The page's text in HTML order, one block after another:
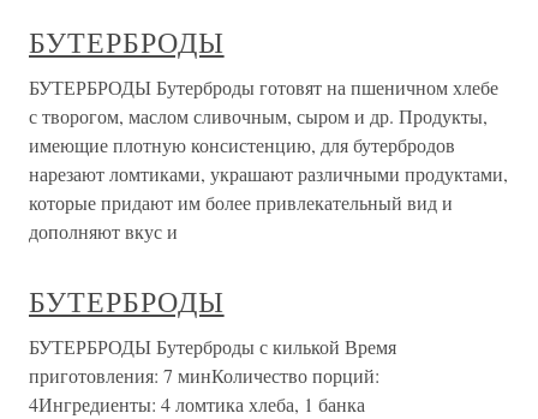
БУТЕРБРОДЫ
БУТЕРБРОДЫ Бутерброды готовят на пшеничном хлебе
с творогом, маслом сливочным, сыром и др. Продукты,
имеющие плотную консистенцию, для бутербродов
нарезают ломтиками, украшают различными продуктами,
которые придают им более привлекательный вид и
дополняют вкус и
БУТЕРБРОДЫ
БУТЕРБРОДЫ Бутерброды с килькой Время
приготовления: 7 минКоличество порций:
4Ингредиенты: 4 ломтика хлеба, 1 банка